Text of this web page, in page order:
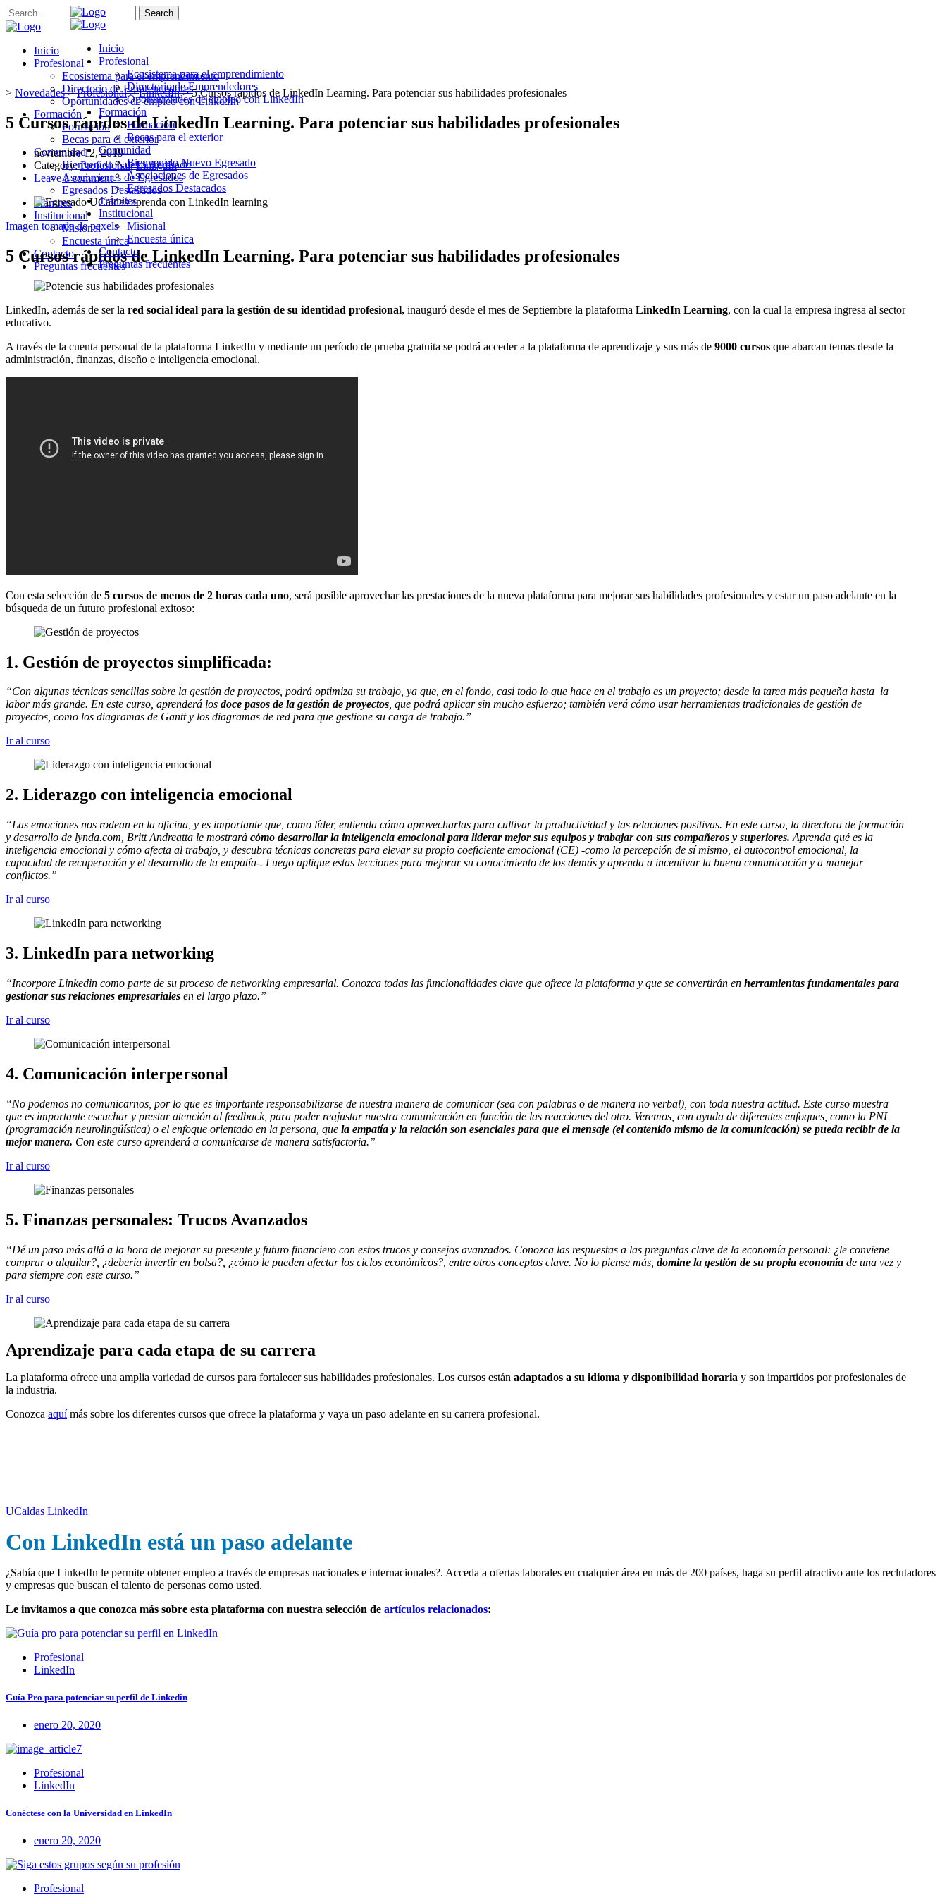
Inicio
Profesional
Ecosistema para el emprendimiento
Directorio de Emprendedores
Oportunidades de empleo con LinkedIn
Formación
Formación
Becas para el exterior
Comunidad
Bienvenido Nuevo Egresado
Asociaciones de Egresados
Egresados Destacados
Trámites
Institucional
Misional
Encuesta única
Contacto
Preguntas frecuentes
Search
Inicio
Profesional
Ecosistema para el emprendimiento
Directorio de Emprendedores
Oportunidades de empleo con LinkedIn
Formación
Formación
Becas para el exterior
Comunidad
Bienvenido Nuevo Egresado
Asociaciones de Egresados
Egresados Destacados
Trámites
Institucional
Misional
Encuesta única
Contacto
Preguntas frecuentes
> Novedades>Profesional>LinkedIn>5 Cursos rápidos de LinkedIn Learning. Para potenciar sus habilidades profesionales
5 Cursos rápidos de LinkedIn Learning. Para potenciar sus habilidades profesionales
noviembre 12, 2019
Category:Profesional,LinkedIn
Leave a comment
Imagen tomada de pexels
5 Cursos rápidos de LinkedIn Learning. Para potenciar sus habilidades profesionales
LinkedIn, además de ser la red social ideal para la gestión de su identidad profesional, inauguró desde el mes de Septiembre la plataforma LinkedIn Learning, con la cual la empresa ingresa al sector
educativo.
A través de la cuenta personal de la plataforma LinkedIn y mediante un período de prueba gratuita se podrá acceder a la plataforma de aprendizaje y sus más de 9000 cursos que abarcan temas desde la
administración, finanzas, diseño e inteligencia emocional.
Con esta selección de 5 cursos de menos de 2 horas cada uno, será posible aprovechar las prestaciones de la nueva plataforma para mejorar sus habilidades profesionales y estar un paso adelante en la
búsqueda de un futuro profesional exitoso:
1. Gestión de proyectos simplificada:
“Con algunas técnicas sencillas sobre la gestión de proyectos, podrá optimiza su trabajo, ya que, en el fondo, casi todo lo que hace en el trabajo es un proyecto; desde la tarea más pequeña hasta la
labor más grande. En este curso, aprenderá los doce pasos de la gestión de proyectos, que podrá aplicar sin mucho esfuerzo; también verá cómo usar herramientas tradicionales de gestión de
proyectos, como los diagramas de Gantt y los diagramas de red para que gestione su carga de trabajo.”
Ir al curso
2. Liderazgo con inteligencia emocional
“Las emociones nos rodean en la oficina, y es importante que, como líder, entienda cómo aprovecharlas para cultivar la productividad y las relaciones positivas. En este curso, la directora de formación
y desarrollo de lynda.com, Britt Andreatta le mostrará cómo desarrollar la inteligencia emocional para liderar mejor sus equipos y trabajar con sus compañeros y superiores. Aprenda qué es la
inteligencia emocional y cómo afecta al trabajo, y descubra técnicas concretas para elevar su propio coeficiente emocional (CE) -como la percepción de sí mismo, el autocontrol emocional, la
capacidad de recuperación y el desarrollo de la empatía-. Luego aplique estas lecciones para mejorar su conocimiento de los demás y aprenda a incentivar la buena comunicación y a manejar
conflictos.”
Ir al curso
3. LinkedIn para networking
“Incorpore Linkedin como parte de su proceso de networking empresarial. Conozca todas las funcionalidades clave que ofrece la plataforma y que se convertirán en herramientas fundamentales para
gestionar sus relaciones empresariales en el largo plazo.”
Ir al curso
4. Comunicación interpersonal
“No podemos no comunicarnos, por lo que es importante responsabilizarse de nuestra manera de comunicar (sea con palabras o de manera no verbal), con toda nuestra actitud. Este curso muestra
que es importante escuchar y prestar atención al feedback, para poder reajustar nuestra comunicación en función de las reacciones del otro. Veremos, con ayuda de diferentes enfoques, como la PNL
(programación neurolingüística) o el enfoque orientado en la persona, que la empatía y la relación son esenciales para que el mensaje (el contenido mismo de la comunicación) se pueda recibir de la
mejor manera. Con este curso aprenderá a comunicarse de manera satisfactoria.”
Ir al curso
5. Finanzas personales: Trucos Avanzados
“Dé un paso más allá a la hora de mejorar su presente y futuro financiero con estos trucos y consejos avanzados. Conozca las respuestas a las preguntas clave de la economía personal: ¿le conviene
comprar o alquilar?, ¿debería invertir en bolsa?, ¿cómo le pueden afectar los ciclos económicos?, entre otros conceptos clave. No lo piense más, domine la gestión de su propia economía de una vez y
para siempre con este curso.”
Ir al curso
Aprendizaje para cada etapa de su carrera
La plataforma ofrece una amplia variedad de cursos para fortalecer sus habilidades profesionales. Los cursos están adaptados a su idioma y disponibilidad horaria y son impartidos por profesionales de
la industria.
Conozca aquímás sobre los diferentes cursos que ofrece la plataforma y vaya un paso adelante en su carrera profesional.
UCaldas LinkedIn
Con LinkedIn está un paso adelante
¿Sabía que LinkedIn le permite obtener empleo a través de empresas nacionales e internacionales?. Acceda a ofertas laborales en cualquier área en más de 200 países, haga su perfil atractivo ante los reclutadores
y empresas que buscan el talento de personas como usted.
Le invitamos a que conozca más sobre esta plataforma con nuestra selección de artículos relacionados:
Profesional
LinkedIn
Guía Pro para potenciar su perfil de Linkedin
enero 20, 2020
Profesional
LinkedIn
Conéctese con la Universidad en LinkedIn
enero 20, 2020
Profesional